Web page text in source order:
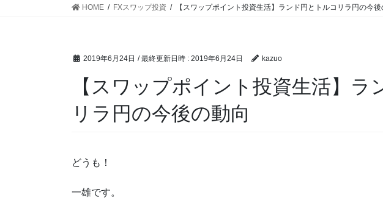
HOME FXスワップ投資 【スワップポイント投資生活】ランド円とトルコリラ円の今後
2019年6月24日 / 最終更新日時 : 2019年6月24日 kazuo
【スワップポイント投資生活】ラ
リラ円の今後の動向
どうも！
一雄です。